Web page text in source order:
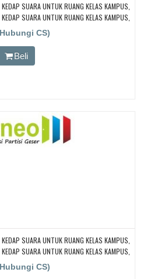
SUARA UNTUK RUANG KELAS KAMPUS,
SUARA UNTUK RUANG KELAS KAMPUS,
SUARA UNTUK RUANG KELAS KAMPUS,
SUARA UNTUK RUANG KELAS KAMPUS,
SUARA UNTUK RUANG KELAS KAMPUS
CS)
Beli
SUARA UNTUK RUANG KELAS KAMPUS,
SUARA UNTUK RUANG KELAS KAMPUS,
SUARA UNTUK RUANG KELAS KAMPUS,
SUARA UNTUK RUANG KELAS KAMPUS,
CS)